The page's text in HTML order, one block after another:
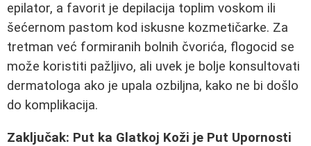
epilator, a favorit je depilacija toplim voskom ili
šećernom pastom kod iskusne kozmetičarke. Za
tretman već formiranih bolnih čvorića, flogocid se
može koristiti pažljivo, ali uvek je bolje konsultovati
dermatologa ako je upala ozbiljna, kako ne bi došlo
do komplikacija.
Zaključak: Put ka Glatkoj Koži je Put Upornosti